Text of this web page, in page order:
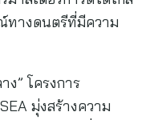
ทางดนตรีที่มีความ
” โครงการ
มุ่งสร้างความ